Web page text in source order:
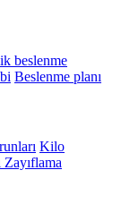
beslenme
Beslenme planı
Kilo
Zayıflama